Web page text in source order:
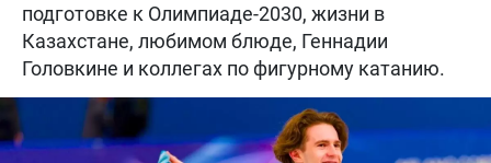
подготовке к Олимпиаде-2030, жизни в
Казахстане, любимом блюде, Геннадии
Головкине и коллегах по фигурному катанию.